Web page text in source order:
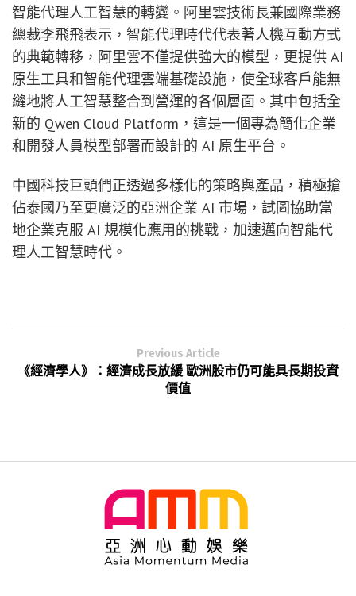
智能代理人工智慧的轉變。阿里雲技術長兼國際業務
總裁李飛飛表示，智能代理時代代表著人機互動方式
的典範轉移，阿里雲不僅提供強大的模型，更提供 AI
原生工具和智能代理雲端基礎設施，使全球客戶能無
縫地將人工智慧整合到營運的各個層面。其中包括全
新的 Qwen Cloud Platform，這是一個專為簡化企業
和開發人員模型部署而設計的 AI 原生平台。
中國科技巨頭們正透過多樣化的策略與產品，積極搶
佔泰國乃至更廣泛的亞洲企業 AI 市場，試圖協助當
地企業克服 AI 規模化應用的挑戰，加速邁向智能代
理人工智慧時代。
Previous Article
《經濟學人》：經濟成長放緩 歐洲股市仍可能具長期投資
價值